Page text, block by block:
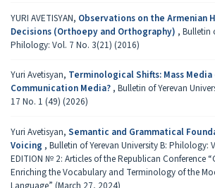
YURI AVETISYAN, Observations on the Armenian
Decisions (Orthoepy and Orthography) , Bulletin
Philology: Vol. 7 No. 3(21) (2016)
Yuri Avetisyan, Terminological Shifts: Mass Media
Communication Media? , Bulletin of Yerevan
17 No. 1 (49) (2026)
Yuri Avetisyan, Semantic and Grammatical
Voicing , Bulletin of Yerevan University B: Philology:
EDITION № 2: Articles of the Republican Conference
Enriching the Vocabulary and Terminology of the
Language” (March 27, 2024)